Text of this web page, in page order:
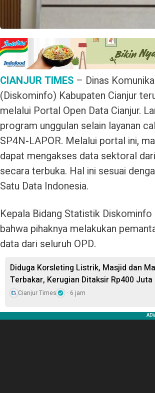
CIANJUR TIMES – Dinas
(Diskominfo) Kabupaten Cianjur
melalui Portal Open Data Cianjur.
program unggulan selain layanan
SP4N-LAPOR. Melalui portal ini,
dapat mengakses data sektoral
secara terbuka. Hal ini sesuai
Satu Data Indonesia.
Kepala Bidang Statistik
bahwa pihaknya melakukan
data dari seluruh OPD.
Diduga Korsleting Listrik, Masjid dan
Terbakar, Kerugian Ditaksir Rp400 Juta
Cianjur Times 6 jam